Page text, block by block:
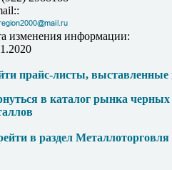
изменения информации:
прайс-листы, выставленные
в каталог рынка
в раздел Металлоторговля